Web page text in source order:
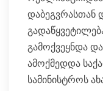
დაბეგვრასთან
გამოქვეყნდა
ამოქმედდა
სამინისტროს